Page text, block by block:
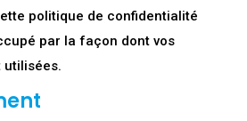
politique de confidentialité
par la façon dont vos
utilisées.